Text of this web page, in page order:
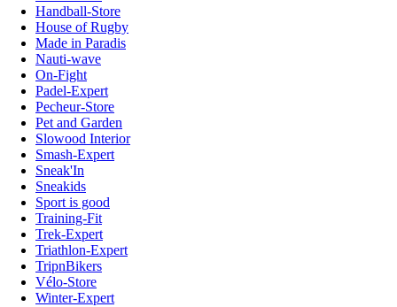
Handball-Store
House of Rugby
Made in Paradis
Nauti-wave
On-Fight
Padel-Expert
Pecheur-Store
Pet and Garden
Slowood Interior
Smash-Expert
Sneak'In
Sneakids
Sport is good
Training-Fit
Trek-Expert
Triathlon-Expert
TripnBikers
Vélo-Store
Winter-Expert